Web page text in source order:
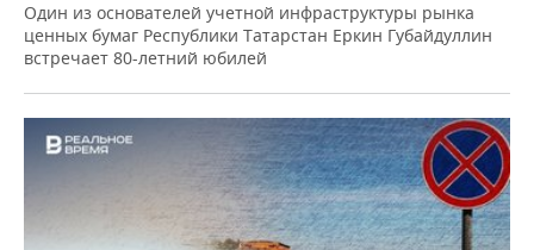
Один из основателей учетной инфраструктуры рынка
ценных бумаг Республики Татарстан Еркин Губайдуллин
встречает 80-летний юбилей